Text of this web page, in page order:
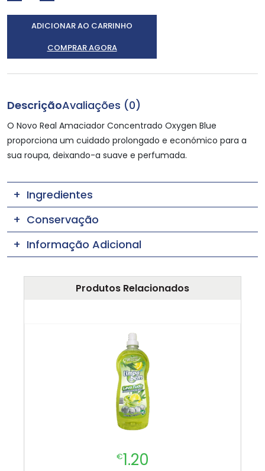
ADICIONAR AO CARRINHO
COMPRAR AGORA
DescriçãoAvaliações (0)
O Novo Real Amaciador Concentrado Oxygen Blue
proporciona um cuidado prolongado e económico para a
sua roupa, deixando-a suave e perfumada.
Ingredientes
Conservação
Informação Adicional
Produtos Relacionados
€1.20